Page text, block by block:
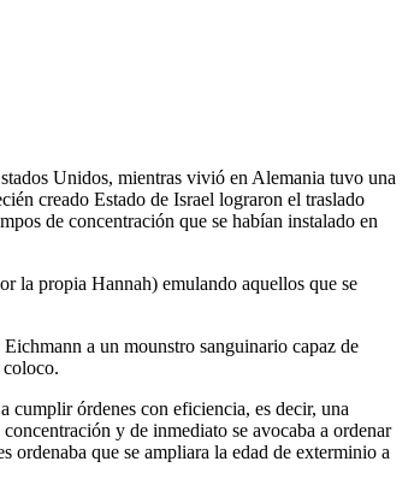
Unidos, mientras vivió en Alemania tuvo una
creado Estado de Israel lograron el traslado
de concentración que se habían instalado en
la propia Hannah) emulando aquellos que se
a un mounstro sanguinario capaz de
cumplir órdenes con eficiencia, es decir, una
y de inmediato se avocaba a ordenar
ordenaba que se ampliara la edad de exterminio a